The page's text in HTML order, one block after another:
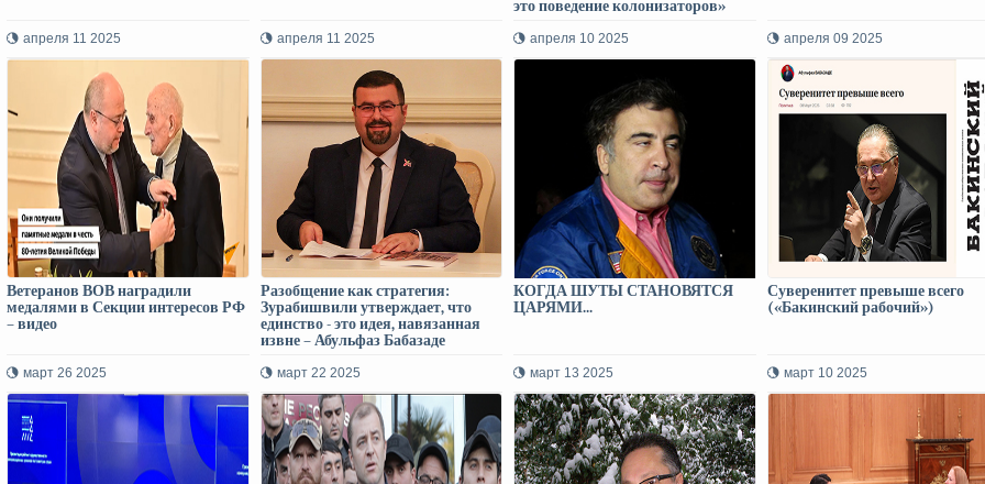
апреля 11 2025 апреля 11 2025
это поведение колонизаторов»
апреля 10 2025 апреля 09 2025
Ветеранов ВОВ наградили
медалями в Секции интересов РФ
– видео
март 26 2025
Разобщение как стратегия:
Зурабишвили утверждает, что
единство - это идея, навязанная
извне – Абульфаз Бабазаде
март 22 2025
КОГДА ШУТЫ СТАНОВЯТСЯ
ЦАРЯМИ...
март 13 2025
Суверенитет превыше всего
(«Бакинский рабочий»)
март 10 2025